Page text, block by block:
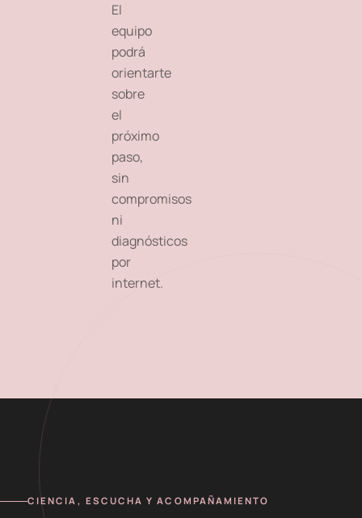
El
equipo
podrá
orientarte
sobre
el
próximo
paso,
sin
compromisos
ni
diagnósticos
por
internet.
CIENCIA, ESCUCHA Y ACOMPAÑAMIENTO